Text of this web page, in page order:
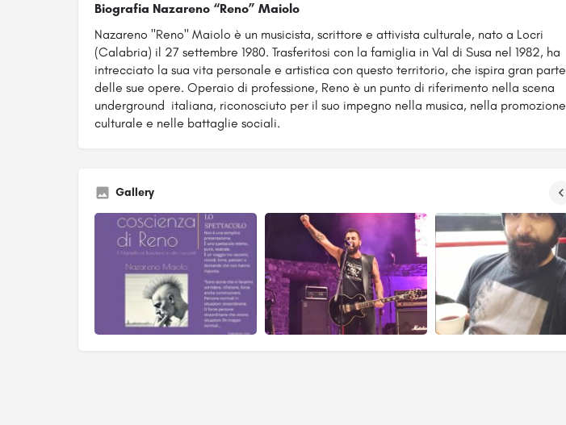
Biografia Nazareno “Reno” Maiolo
Nazareno "Reno" Maiolo è un musicista, scrittore e attivista culturale, nato a Locri
(Calabria) il 27 settembre 1980. Trasferitosi con la famiglia in Val di Susa nel 1982, ha
intrecciato la sua vita personale e artistica con questo territorio, che ispira gran parte
delle sue opere. Operaio di professione, Reno è un punto di riferimento nella scena
underground italiana, riconosciuto per il suo impegno nella musica, nella promozione
culturale e nelle battaglie sociali.
Gallery